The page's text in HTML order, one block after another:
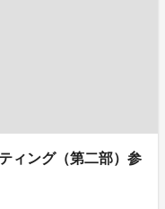
ィング（第二部）参